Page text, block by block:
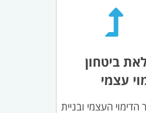
ביטחון
עצמי
הדימוי העצמי ובניית